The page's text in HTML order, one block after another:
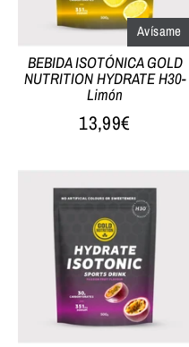
Avísame
BEBIDA ISOTÓNICA GOLD
NUTRITION HYDRATE H30-
Limón
13,99€